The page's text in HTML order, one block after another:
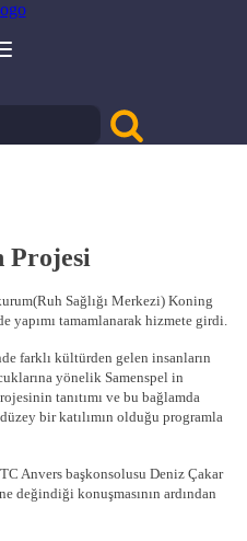
Projesi
Sağlığı Merkezi) Koning
yapımı tamamlanarak hizmete girdi.
farklı kültürden gelen insanların
yönelik Samenspel in
tanıtımı ve bu bağlamda
bir katılımın olduğu programla
Anvers başkonsolusu Deniz Çakar
değindiği konuşmasının ardından